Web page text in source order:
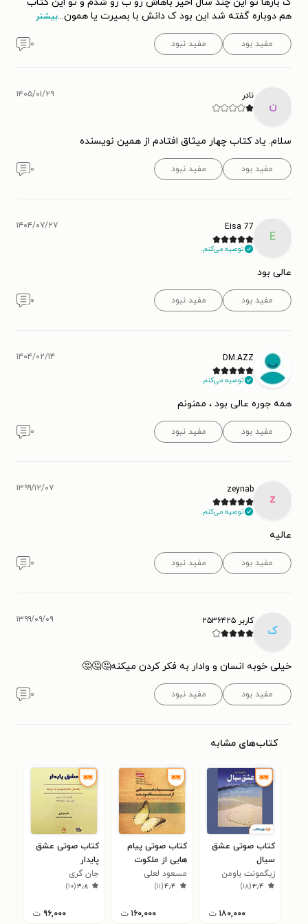
ک بارها تو این چند سال اخیر باهاش رو ب رو شدم و تو این کتاب
هم دوباره گفته شد این بود ک دانش با بصیرت یا همون...بیشتر
مفید بود مفید نبود ۰
ن
نادر ۱۴۰۵/۰۱/۲۹
سلام. یاد کتاب چهار میثاق افتادم از همین نویسنده
مفید بود مفید نبود ۰
E
Eisa 77
توصیه می‌کنم.
۱۴۰۴/۰۷/۲۷
عالی بود
مفید بود مفید نبود ۰
DM.AZZ
توصیه می‌کنم.
۱۴۰۴/۰۲/۱۴
همه جوره عالی بود ، ممنونم
مفید بود مفید نبود ۰
z
zeynab
توصیه می‌کنم.
۱۳۹۹/۱۲/۰۷
عالیه
مفید بود مفید نبود ۰
ک
کاربر ۲۵۳۶۴۲۵ ۱۳۹۹/۰۹/۰۹
خیلی خوبه انسان و وادار به فکر کردن میکنه🤔🤔🤔
مفید بود مفید نبود ۰
کتاب‌های مشابه
کتاب صوتی عشق
سیال
زیگمونت باومن
۳٫۴(۱۸)
۱۸۰,۰۰۰ ت
کتاب صوتی پیام
هایی از ملکوت
مسعود لعلی
۴٫۴(۱۱)
۱۶۰,۰۰۰ ت
کتاب صوتی عشق
پایدار
جان گری
۳٫۸(۱۰)
۹۶,۰۰۰ ت